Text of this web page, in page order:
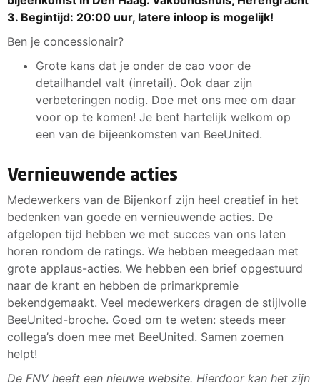
3. Begintijd: 20:00 uur, latere inloop is mogelijk!
Ben je concessionair?
Grote kans dat je onder de cao voor de
detailhandel valt (inretail). Ook daar zijn
verbeteringen nodig. Doe met ons mee om daar
voor op te komen! Je bent hartelijk welkom op
een van de bijeenkomsten van BeeUnited.
Vernieuwende acties
Medewerkers van de Bijenkorf zijn heel creatief in het
bedenken van goede en vernieuwende acties. De
afgelopen tijd hebben we met succes van ons laten
horen rondom de ratings. We hebben meegedaan met
grote applaus-acties. We hebben een brief opgestuurd
naar de krant en hebben de primarkpremie
bekendgemaakt. Veel medewerkers dragen de stijlvolle
BeeUnited-broche. Goed om te weten: steeds meer
collega’s doen mee met BeeUnited. Samen zoemen
helpt!
De FNV heeft een nieuwe website. Hierdoor kan het zijn